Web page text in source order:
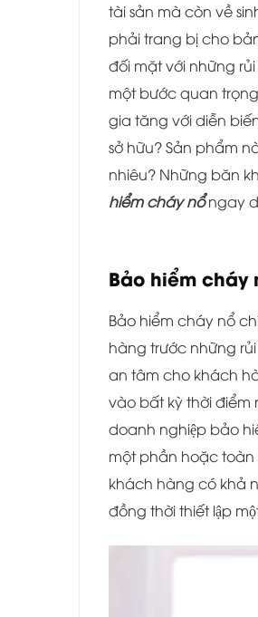
tài sản mà còn về
phải trang bị cho
đối mặt với những
một bước quan
gia tăng với diễn
sở hữu? Sản phẩm
nhiêu? Những băn
hiểm cháy nổngay
Bảo hiểm cháy
Bảo hiểm cháy nổ
hàng trước những
an tâm cho khách
vào bất kỳ thời điểm
doanh nghiệp bảo
một phần hoặc
khách hàng có khả
đồng thời thiết lập